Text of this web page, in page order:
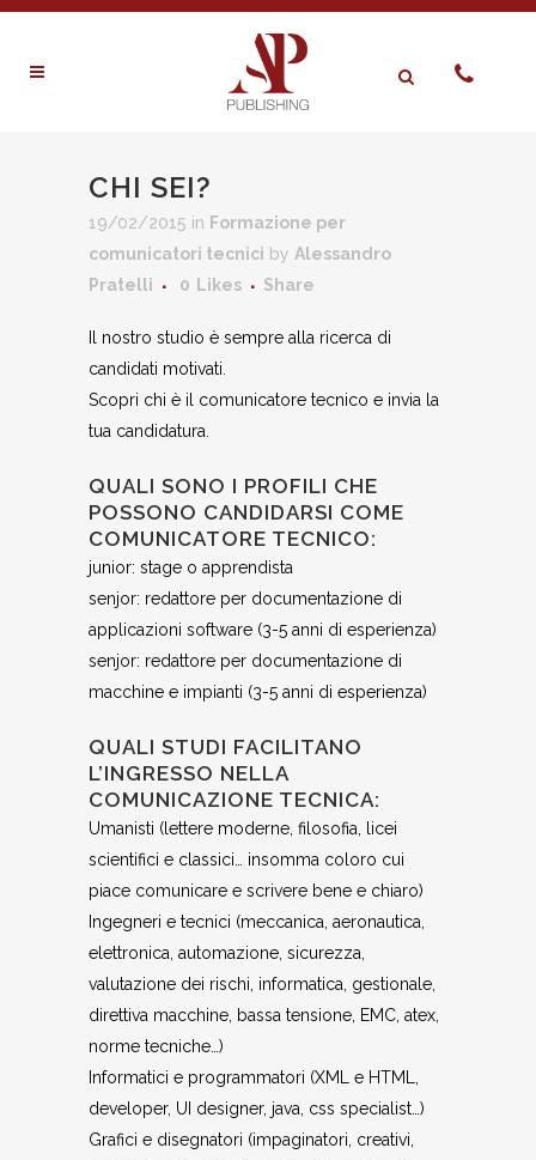
CHI SEI?
19/02/2015 in Formazione per
comunicatori tecnici by Alessandro
Pratelli
0 Likes Share
Il nostro studio è sempre alla ricerca di
candidati motivati.
Scopri chi è il comunicatore tecnico e invia la
tua candidatura.
QUALI SONO I PROFILI CHE
POSSONO CANDIDARSI COME
COMUNICATORE TECNICO:
junior: stage o apprendista
senjor: redattore per documentazione di
applicazioni software (3-5 anni di esperienza)
senjor: redattore per documentazione di
macchine e impianti (3-5 anni di esperienza)
QUALI STUDI FACILITANO
L’INGRESSO NELLA
COMUNICAZIONE TECNICA:
Umanisti (lettere moderne, filosofia, licei
scientifici e classici… insomma coloro cui
piace comunicare e scrivere bene e chiaro)
Ingegneri e tecnici (meccanica, aeronautica,
elettronica, automazione, sicurezza,
valutazione dei rischi, informatica, gestionale,
direttiva macchine, bassa tensione, EMC, atex,
norme tecniche…)
Informatici e programmatori (XML e HTML,
developer, UI designer, java, css specialist…)
Grafici e disegnatori (impaginatori, creativi,